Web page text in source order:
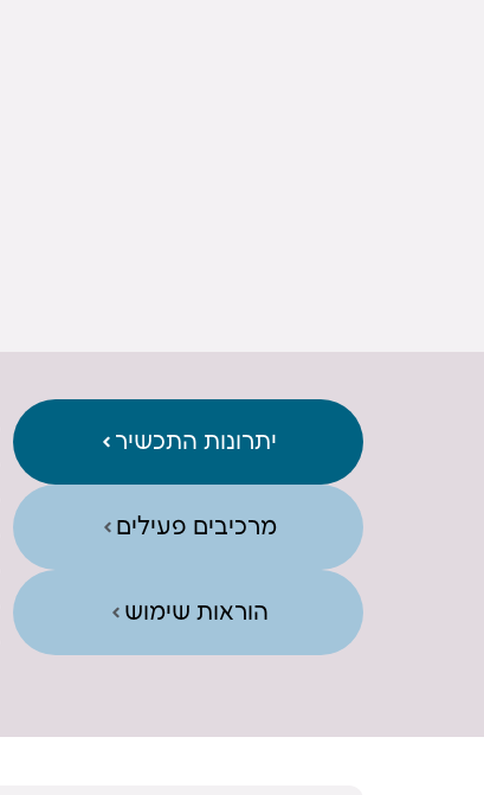
יתרונות התכשיר
מרכיבים פעילים
הוראות שימוש